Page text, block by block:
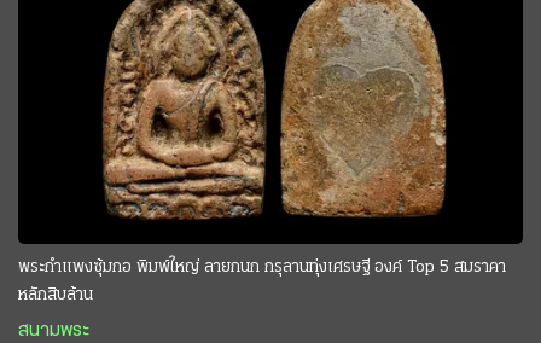
พระกำแพงซุ้มกอ พิมพ์ใหญ่ ลายกนก กรุลานทุ่งเศรษฐี องค์ Top 5 สมราคา
หลักสิบล้าน
สนามพระ